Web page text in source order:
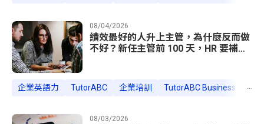
08/04/2026
績效最好的人升上主管，為什麼反而做
不好？新任主管前 100 天，HR 要補的
企業英語力 TutorABC 企業培訓 TutorABC Business HR
...
08/03/2026